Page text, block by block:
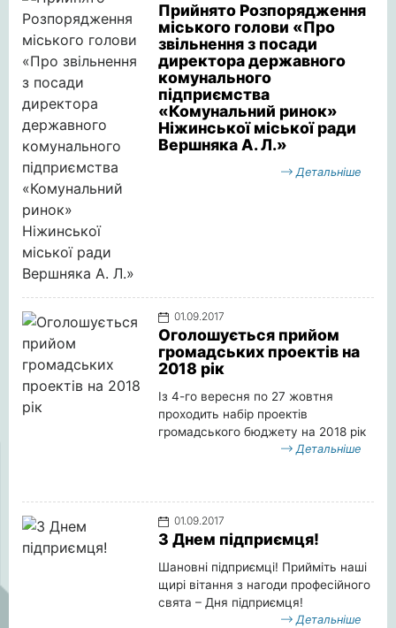
Прийнято Розпорядження
міського голови «Про
звільнення з посади
директора державного
комунального
підприємства
«Комунальний ринок»
Ніжинської міської ради
Вершняка А. Л.»
Детальніше
01.09.2017
Оголошується прийом
громадських проектів на
2018 рік
Із 4-го вересня по 27 жовтня
проходить набір проектів
громадського бюджету на 2018 рік
Детальніше
01.09.2017
З Днем підприємця!
Шановні підприємці! Прийміть наші
щирі вітання з нагоди професійного
свята – Дня підприємця!
Детальніше